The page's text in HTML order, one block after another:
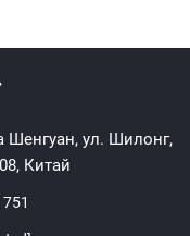
ул. Шилонг,
Китай